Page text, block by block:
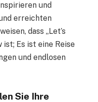
und
erreichten
dass „Let’s
ist; Es ist eine Reise
und endlosen
Sie Ihre